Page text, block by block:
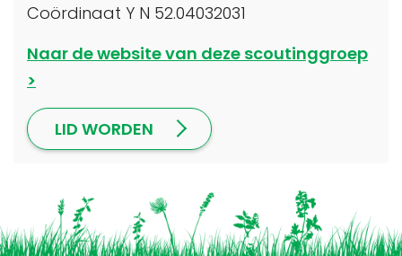
Coördinaat Y N 52.04032031
Naar de website van deze scoutinggroep
LID WORDEN